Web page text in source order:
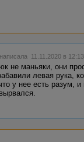
написала 11.11.2020 в 12:13
не маньяки, они
левая рука,
у нее есть